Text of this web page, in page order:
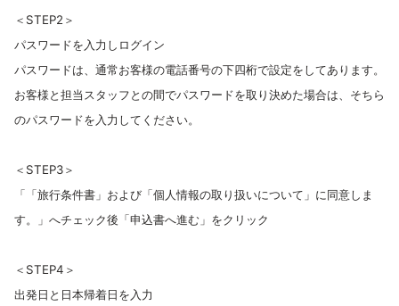
＜STEP2＞
パスワードを入力しログイン
パスワードは、通常お客様の電話番号の下四桁で設定をしてあります。
お客様と担当スタッフとの間でパスワードを取り決めた場合は、そちら
のパスワードを入力してください。
＜STEP3＞
「「旅行条件書」および「個人情報の取り扱いについて」に同意しま
す。」へチェック後「申込書へ進む」をクリック
＜STEP4＞
出発日と日本帰着日を入力